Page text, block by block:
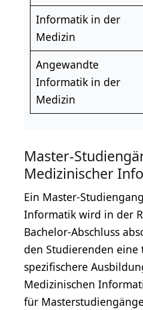
Informatik in der
Medizin
Angewandte
Informatik in der
Medizin
Master-
Medizinischer
Ein Master-
Informatik wird in der
Bachelor-Abschluss
den Studierenden eine
spezifischere
Medizinischen
für